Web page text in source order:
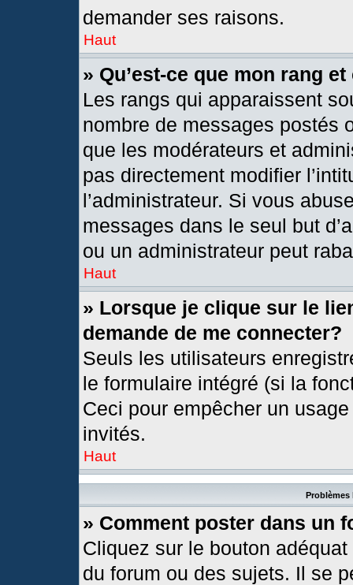
demander ses raisons.
Haut
» Qu’est-ce que mon rang
Les rangs qui apparaissent
nombre de messages postés
que les modérateurs et
pas directement modifier
l’administrateur. Si vous
messages dans le seul but
ou un administrateur peut
Haut
» Lorsque je clique sur le
demande de me connecter?
Seuls les utilisateurs
le formulaire intégré (si la
Ceci pour empêcher un
invités.
Haut
Problèmes
» Comment poster dans un
Cliquez sur le bouton
du forum ou des sujets. Il se